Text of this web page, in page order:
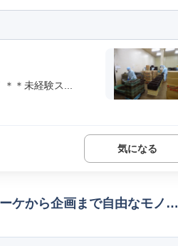
＊未経験ス...
気になる
ケから企画まで自由なモノ作